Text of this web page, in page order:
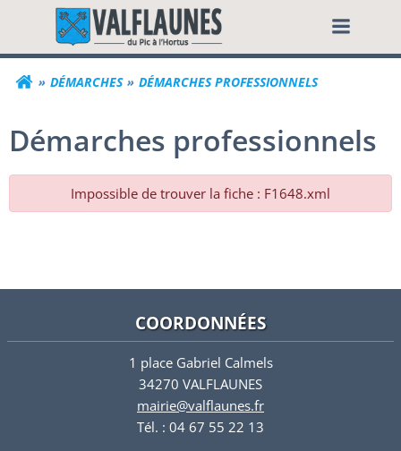
contenuCommune de
DÉMARCHES DÉMARCHES PROFESSIONNELS
Démarches professionnels
Impossible de trouver la fiche : F1648.xml
COORDONNÉES
1 place Gabriel Calmels
34270 VALFLAUNES
mairie@valflaunes.fr
Tél. : 04 67 55 22 13